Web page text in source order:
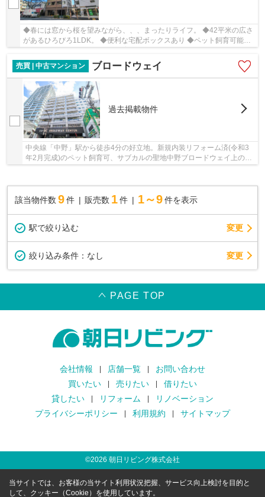
◆春には窓から桜を望みながら、、、まったりライフ。 ◆42平米の広さ
があるひろびろ1LDK。 ◆便利な宅配ボックスあり ◆ペット飼育可能マ
売買 | 中古マンション
ブロードウェイ
過去掲載物件
中央線「中野」駅から徒歩4分の好立地。新規内装リフォーム済(令和3
年2月完成)のペット飼育可、サブカルの聖地中野ブロードウェイ上のヴ
ィンテージマンション。
該当物件数 9件 販売数 1 件 1～9 件を表示
駅で絞り込む 変更
絞り込み条件： なし 変更
PAGE TOP
会社情報 店舗一覧
お問い合わせ
買いたい
売りたい
借りたい
貸したい
リフォーム
リノベーション
プライバシーポリシー
利用規約 サイトマップ
©2026 朝日リビング株式会社
当サイトでは、お客様の当サイト利用状況把握、サービス向上検討を目的と
して、クッキー（Cookie）を使用しています。